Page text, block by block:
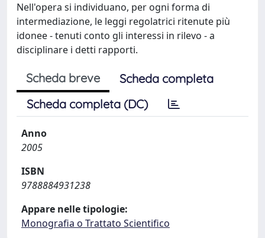
Nell'opera si individuano, per ogni forma di
intermediazione, le leggi regolatrici ritenute più
idonee - tenuti conto gli interessi in rilevo - a
disciplinare i detti rapporti.
Scheda breve
Scheda completa
Scheda completa (DC)
Anno
2005
ISBN
9788884931238
Appare nelle tipologie:
Monografia o Trattato Scientifico